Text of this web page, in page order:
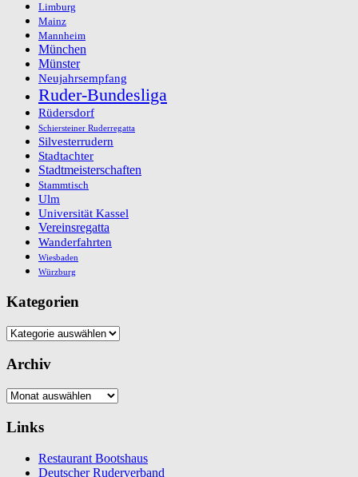
Limburg
Mainz
Mannheim
München
Münster
Neujahrsempfang
Ruder-Bundesliga
Rüdersdorf
Schiersteiner Ruderregatta
Silvesterrudern
Stadtachter
Stadtmeisterschaften
Stammtisch
Ulm
Universität Kassel
Vereinsregatta
Wanderfahrten
Wiesbaden
Würzburg
Kategorien
Kategorien
Archiv
Archiv
Links
Restaurant Bootshaus
Deutscher Ruderverband